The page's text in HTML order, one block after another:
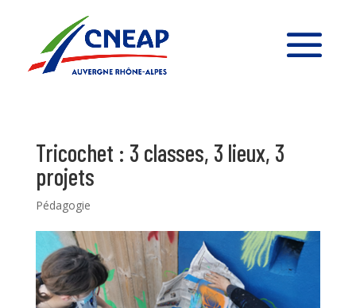
Tricochet : 3 classes, 3 lieux, 3
projets
Pédagogie